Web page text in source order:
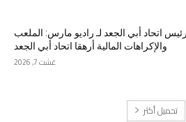
رئيس اتحاد أبي الجعد لـ راديو مارس: الملعب
والإكراهات المالية أرهقا اتحاد أبي الجعد
غشت 7, 2026
تحميل أكثر